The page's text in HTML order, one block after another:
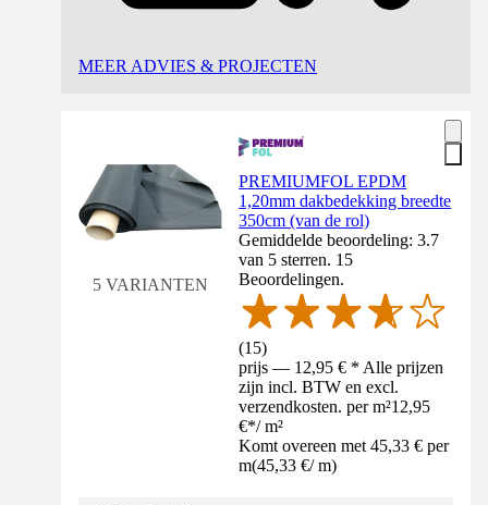
MEER ADVIES & PROJECTEN
5 VARIANTEN
PREMIUMFOL EPDM
1,20mm dakbedekking breedte
350cm (van de rol)
Gemiddelde beoordeling: 3.7
van 5 sterren. 15
Beoordelingen.
(15)
prijs — 12,95 € * Alle prijzen
zijn incl. BTW en excl.
verzendkosten. per m²12,95
€*/ m²
Komt overeen met 45,33 € per
m(45,33 €/ m)